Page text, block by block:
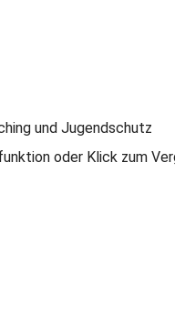
oder Klick zum